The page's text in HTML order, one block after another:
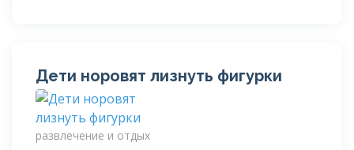
Дети норовят лизнуть фигурки
развлечение и отдых